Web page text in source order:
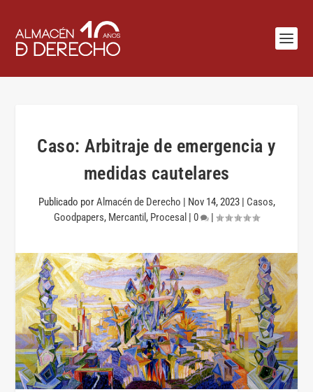
Caso: Arbitraje de emergencia y
medidas cautelares
Publicado porAlmacén de Derecho | Nov 14, 2023| Casos,
Goodpapers, Mercantil , Procesal | 0 |